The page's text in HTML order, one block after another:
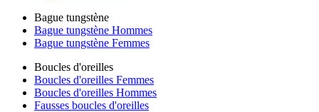
Bague tungstène
Bague tungstène Hommes
Bague tungstène Femmes
Boucles d'oreilles
Boucles d'oreilles Femmes
Boucles d'oreilles Hommes
Fausses boucles d'oreilles